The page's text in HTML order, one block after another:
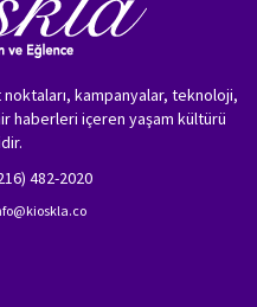
kampanyalar, teknoloji,
haberleri içeren yaşam kültürü
482-2020